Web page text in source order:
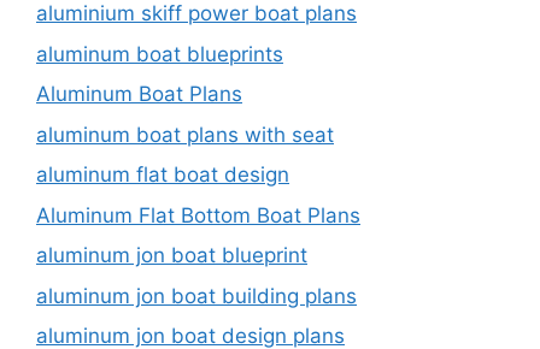
aluminium skiff power boat plans
aluminum boat blueprints
Aluminum Boat Plans
aluminum boat plans with seat
aluminum flat boat design
Aluminum Flat Bottom Boat Plans
aluminum jon boat blueprint
aluminum jon boat building plans
aluminum jon boat design plans